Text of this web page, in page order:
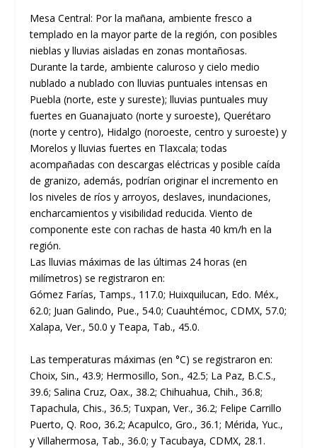
Mesa Central: Por la mañana, ambiente fresco a
templado en la mayor parte de la región, con posibles
nieblas y lluvias aisladas en zonas montañosas.
Durante la tarde, ambiente caluroso y cielo medio
nublado a nublado con lluvias puntuales intensas en
Puebla (norte, este y sureste); lluvias puntuales muy
fuertes en Guanajuato (norte y suroeste), Querétaro
(norte y centro), Hidalgo (noroeste, centro y suroeste) y
Morelos y lluvias fuertes en Tlaxcala; todas
acompañadas con descargas eléctricas y posible caída
de granizo, además, podrían originar el incremento en
los niveles de ríos y arroyos, deslaves, inundaciones,
encharcamientos y visibilidad reducida. Viento de
componente este con rachas de hasta 40 km/h en la
región.
Las lluvias máximas de las últimas 24 horas (en
milímetros) se registraron en:
Gómez Farías, Tamps., 117.0; Huixquilucan, Edo. Méx.,
62.0; Juan Galindo, Pue., 54.0; Cuauhtémoc, CDMX, 57.0;
Xalapa, Ver., 50.0 y Teapa, Tab., 45.0.
Las temperaturas máximas (en °C) se registraron en:
Choix, Sin., 43.9; Hermosillo, Son., 42.5; La Paz, B.C.S.,
39.6; Salina Cruz, Oax., 38.2; Chihuahua, Chih., 36.8;
Tapachula, Chis., 36.5; Tuxpan, Ver., 36.2; Felipe Carrillo
Puerto, Q. Roo, 36.2; Acapulco, Gro., 36.1; Mérida, Yuc.,
y Villahermosa, Tab., 36.0; y Tacubaya, CDMX, 28.1.